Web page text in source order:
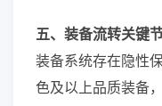
五、装备流转关键
装备系统存在隐性
色及以上品质装备